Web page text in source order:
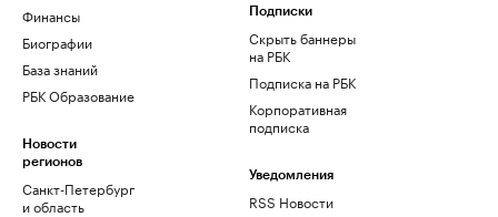
Финансы
Биографии
База знаний
РБК Образование
Новости
регионов
Санкт-Петербург
и область
Подписки
Скрыть баннеры
на РБК
Подписка на РБК
Корпоративная
подписка
Уведомления
RSS Новости